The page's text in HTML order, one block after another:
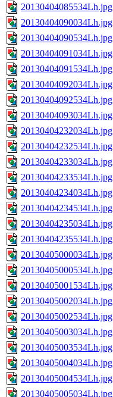
20130404085534Lh.jpg
20130404090034Lh.jpg
20130404090534Lh.jpg
20130404091034Lh.jpg
20130404091534Lh.jpg
20130404092034Lh.jpg
20130404092534Lh.jpg
20130404093034Lh.jpg
20130404232034Lh.jpg
20130404232534Lh.jpg
20130404233034Lh.jpg
20130404233534Lh.jpg
20130404234034Lh.jpg
20130404234534Lh.jpg
20130404235034Lh.jpg
20130404235534Lh.jpg
20130405000034Lh.jpg
20130405000534Lh.jpg
20130405001534Lh.jpg
20130405002034Lh.jpg
20130405002534Lh.jpg
20130405003034Lh.jpg
20130405003534Lh.jpg
20130405004034Lh.jpg
20130405004534Lh.jpg
20130405005034Lh.jpg